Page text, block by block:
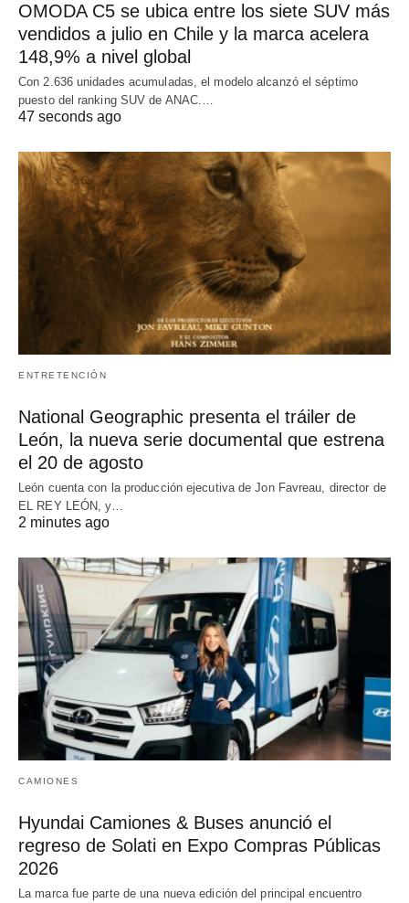
OMODA C5 se ubica entre los siete SUV más
vendidos a julio en Chile y la marca acelera
148,9% a nivel global
Con 2.636 unidades acumuladas, el modelo alcanzó el séptimo
puesto del ranking SUV de ANAC.…
47 seconds ago
ENTRETENCIÓN
National Geographic presenta el tráiler de
León, la nueva serie documental que estrena
el 20 de agosto
León cuenta con la producción ejecutiva de Jon Favreau, director de
EL REY LEÓN, y…
2 minutes ago
CAMIONES
Hyundai Camiones & Buses anunció el
regreso de Solati en Expo Compras Públicas
2026
La marca fue parte de una nueva edición del principal encuentro